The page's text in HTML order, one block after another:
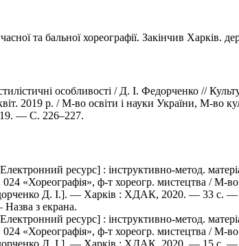
та бальної хореографії. Закінчив
особливості / Д. І. Федорченко //
2019 р. / М-во освіти і науки України, М-во
— С. 226–227.
ресурс] : інструктивно-метод.
«Хореографія», ф-т хореогр. мистецтва / М-
Д. І.]. — Харків : ХДАК, 2020. — 33 с.
з екрана.
ресурс] : інструктивно-метод.
«Хореографія», ф-т хореогр. мистецтва / М-
Д. І.]. — Харків : ХДАК, 2020. — 15 с.